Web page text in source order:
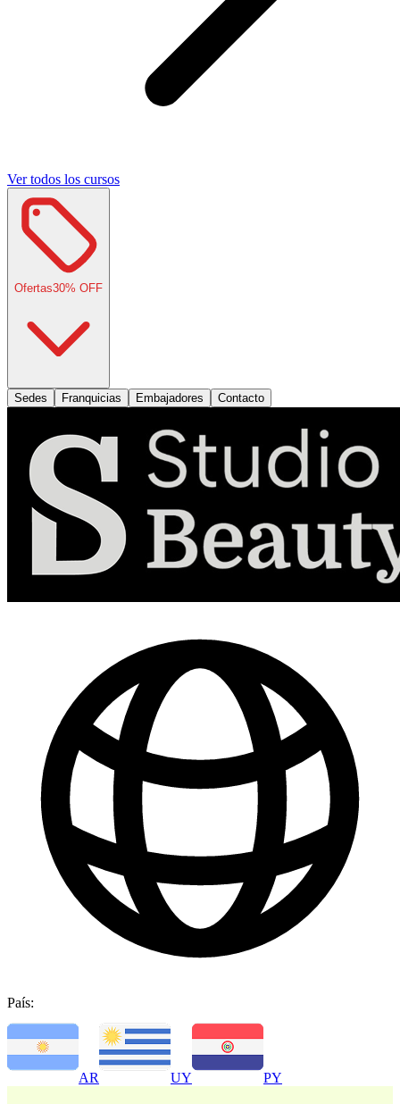
Ver todos los cursos
Ofertas30% OFF
Marketing de Contenido para Redes Sociales
$ 44.800 $ 64.000
Comprar
Sedes Franquicias Embajadores Contacto
País:
AR UY PY